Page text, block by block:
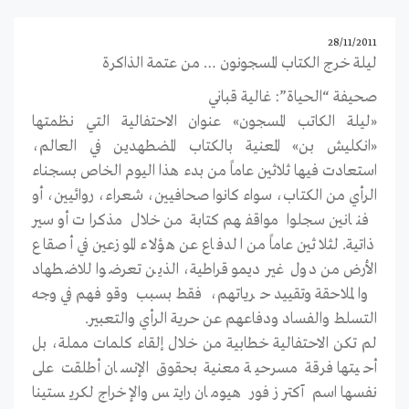
28/11/2011
ليلة خرج الكتاب المسجونون … من عتمة الذاكرة
صحيفة “الحياة”: غالية قباني
«ليلة الكاتب المسجون» عنوان الاحتفالية التي نظمتها
«انكليش بن» المعنية بالكتاب المضطهدين في العالم،
استعادت فيها ثلاثين عاماً من بدء هذا اليوم الخاص بسجناء
الرأي من الكتاب، سواء كانوا صحافيين، شعراء، روائيين، أو
فنانين سجلوا مواقفهم كتابة من خلال مذكرات أو سير
ذاتية. لثلاثين عاماً من الدفاع عن هؤلاء الموزعين في أصقاع
الأرض من دول غير ديموقراطية، الذين تعرضوا للاضطهاد
والملاحقة وتقييد حرياتهم، فقط بسبب وقوفهم في وجه
التسلط والفساد ودفاعهم عن حرية الرأي والتعبير.
لم تكن الاحتفالية خطابية من خلال إلقاء كلمات مملة، بل
أحيتها فرقة مسرحية معنية بحقوق الإنسان أطلقت على
نفسها اسم آكترز فور هيومان رايتس والإخراج لكريستينا